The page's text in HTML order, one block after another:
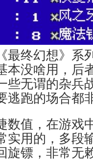
最终幻想》系
本没啥用，后
些无谓的杂兵
逃跑的场合都
数值，在游戏
实用的，多段
旋镖，非常无